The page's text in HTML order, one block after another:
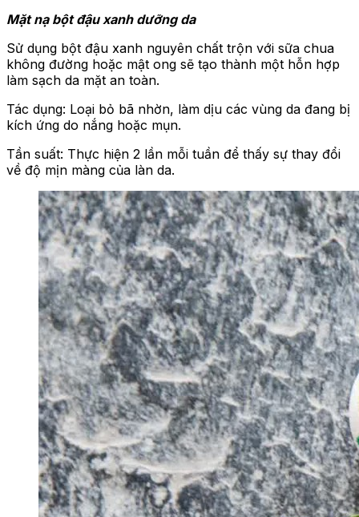
Mặt nạ bột đậu xanh dưỡng da
Sử dụng bột đậu xanh nguyên chất trộn với sữa chua
không đường hoặc mật ong sẽ tạo thành một hỗn hợp
làm sạch da mặt an toàn.
Tác dụng: Loại bỏ bã nhờn, làm dịu các vùng da đang bị
kích ứng do nắng hoặc mụn.
Tần suất: Thực hiện 2 lần mỗi tuần để thấy sự thay đổi
về độ mịn màng của làn da.